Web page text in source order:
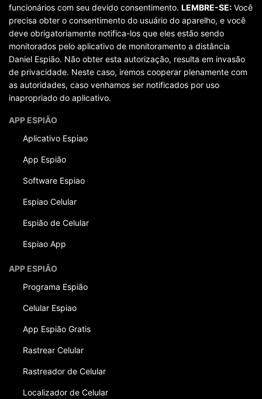
funcionários com seu devido consentimento. LEMBRE-SE: Você
precisa obter o consentimento do usuário do aparelho, e você
deve obrigatoriamente notifica-los que eles estão sendo
monitorados pelo aplicativo de monitoramento a distância
Daniel Espião. Não obter esta autorização, resulta em invasão
de privacidade. Neste caso, iremos cooperar plenamente com
as autoridades, caso venhamos ser notificados por uso
inapropriado do aplicativo.
APP ESPIÃO
Aplicativo Espiao
App Espião
Software Espiao
Espiao Celular
Espião de Celular
Espiao App
APP ESPIÃO
Programa Espião
Celular Espiao
App Espião Gratis
Rastrear Celular
Rastreador de Celular
Localizador de Celular